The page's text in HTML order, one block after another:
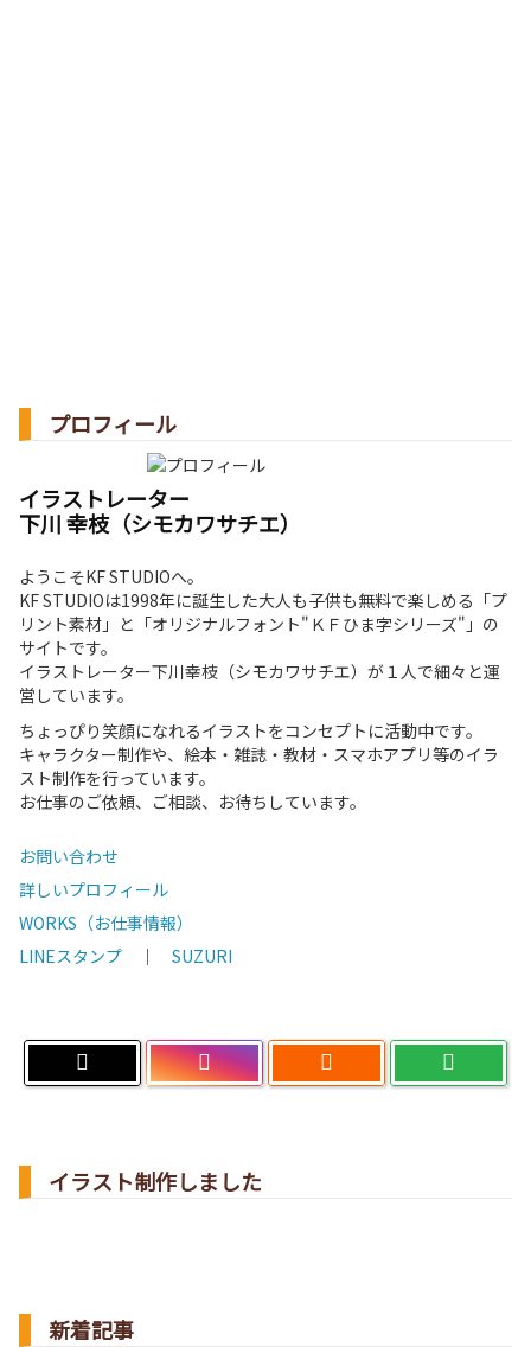
プロフィール
イラストレーター
下川 幸枝（シモカワサチエ）
ようこそKF STUDIOへ。
KF STUDIOは1998年に誕生した大人も子供も無料で楽しめる「プ
リント素材」と「オリジナルフォント"ＫＦひま字シリーズ"」の
サイトです。
イラストレーター下川幸枝（シモカワサチエ）が１人で細々と運
営しています。
ちょっぴり笑顔になれるイラストをコンセプトに活動中です。
キャラクター制作や、絵本・雑誌・教材・スマホアプリ等のイラ
スト制作を行っています。
お仕事のご依頼、ご相談、お待ちしています。
お問い合わせ
詳しいプロフィール
WORKS（お仕事情報）
LINEスタンプ ｜ SUZURI

イラスト制作しました
新着記事